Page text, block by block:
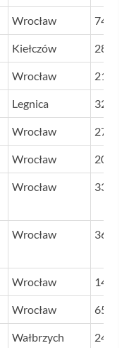
Wrocław 74
Kiełczów 28
Wrocław 21
Legnica 32
Wrocław 27
Wrocław 20
Wrocław 33
Wrocław 36
Wrocław 145
Wrocław 65
Wałbrzych 24